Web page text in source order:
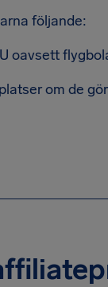
följande:
oavsett
om de